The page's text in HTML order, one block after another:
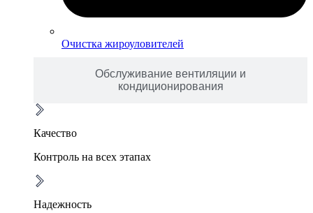
Обслуживание вентиляции и
кондиционирования
Очистка жироуловителей
Качество
Контроль на всех этапах
Надежность